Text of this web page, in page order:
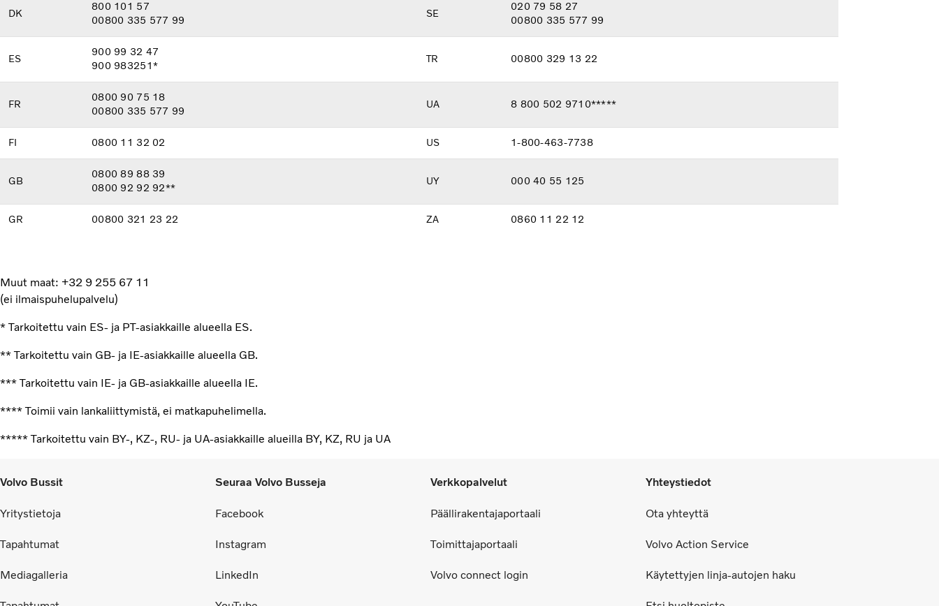
DK
800 101 57
00800 335 577 99
SE
020 79 58 27
00800 335 577 99
ES
900 99 32 47
900 983251*
TR 00800 329 13 22
FR
0800 90 75 18
00800 335 577 99
UA 8 800 502 9710*****
FI 0800 11 32 02 US 1-800-463-7738
GB
0800 89 88 39
0800 92 92 92**
UY 000 40 55 125
GR 00800 321 23 22 ZA 0860 11 22 12
Muut maat: +32 9 255 67 11
(ei ilmaispuhelupalvelu)
* Tarkoitettu vain ES- ja PT-asiakkaille alueella ES.
** Tarkoitettu vain GB- ja IE-asiakkaille alueella GB.
*** Tarkoitettu vain IE- ja GB-asiakkaille alueella IE.
**** Toimii vain lankaliittymistä, ei matkapuhelimella.
***** Tarkoitettu vain BY-, KZ-, RU- ja UA-asiakkaille alueilla BY, KZ, RU ja UA
Volvo Bussit
Yritystietoja
Tapahtumat
Mediagalleria
Seuraa Volvo Busseja
Facebook
Instagram
LinkedIn
Verkkopalvelut
Päällirakentajaportaali
Toimittajaportaali
Volvo connect login
Yhteystiedot
Ota yhteyttä
Volvo Action Service
Käytettyjen linja-autojen haku